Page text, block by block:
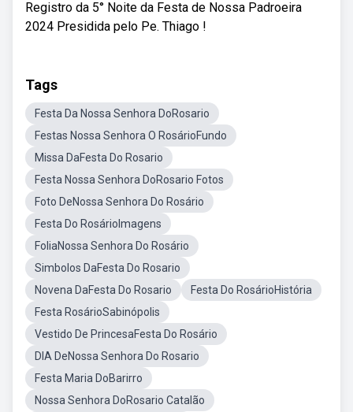
Registro da 5° Noite da Festa de Nossa Padroeira
2024 Presidida pelo Pe. Thiago !
Tags
Festa Da Nossa Senhora DoRosario
Festas Nossa Senhora O RosárioFundo
Missa DaFesta Do Rosario
Festa Nossa Senhora DoRosario Fotos
Foto DeNossa Senhora Do Rosário
Festa Do RosárioImagens
FoliaNossa Senhora Do Rosário
Simbolos DaFesta Do Rosario
Novena DaFesta Do Rosario
Festa Do RosárioHistória
Festa RosárioSabinópolis
Vestido De PrincesaFesta Do Rosário
DIA DeNossa Senhora Do Rosario
Festa Maria DoBarirro
Nossa Senhora DoRosario Catalão